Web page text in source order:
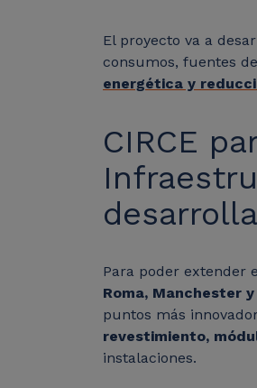
El proyecto va a
consumos, fuentes
energética y
CIRCE
Para poder extender
Roma, Manchester
puntos más
revestimiento,
instalaciones.